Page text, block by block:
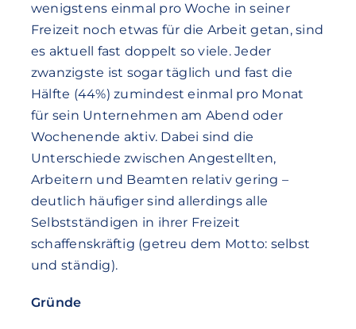
wenigstens einmal pro Woche in seiner
Freizeit noch etwas für die Arbeit getan, sind
es aktuell fast doppelt so viele. Jeder
zwanzigste ist sogar täglich und fast die
Hälfte (44%) zumindest einmal pro Monat
für sein Unternehmen am Abend oder
Wochenende aktiv. Dabei sind die
Unterschiede zwischen Angestellten,
Arbeitern und Beamten relativ gering –
deutlich häufiger sind allerdings alle
Selbstständigen in ihrer Freizeit
schaffenskräftig (getreu dem Motto: selbst
und ständig).
Gründe